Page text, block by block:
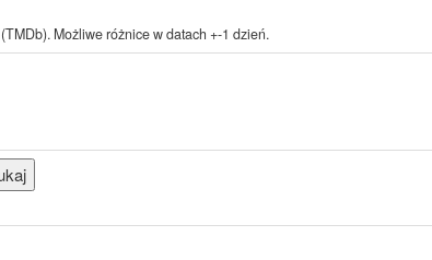
Możliwe różnice w datach +-1 dzień.